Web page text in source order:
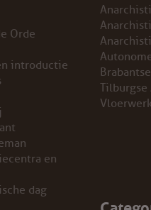
ANTWERPEN
BRUGGE
Orde
introductie
en
dag
Tilburgse